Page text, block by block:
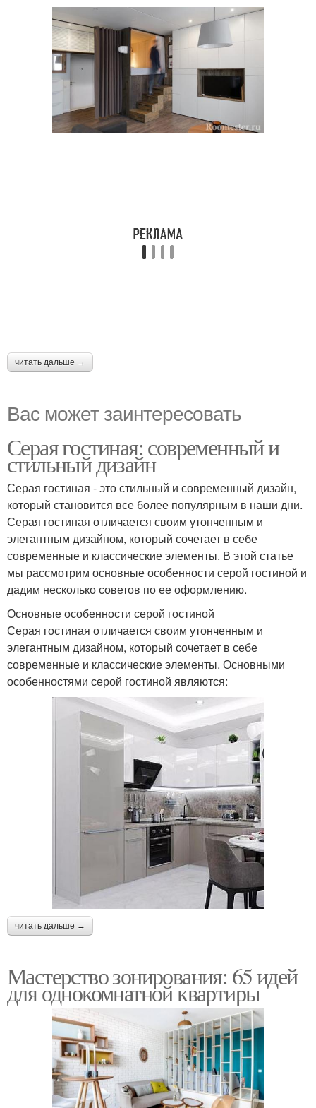
читать дальше →
Вас может заинтересовать
Серая гостиная: современный и
стильный дизайн
Серая гостиная - это стильный и современный дизайн,
который становится все более популярным в наши дни.
Серая гостиная отличается своим утонченным и
элегантным дизайном, который сочетает в себе
современные и классические элементы. В этой статье
мы рассмотрим основные особенности серой гостиной и
дадим несколько советов по ее оформлению.
Основные особенности серой гостиной
Серая гостиная отличается своим утонченным и
элегантным дизайном, который сочетает в себе
современные и классические элементы. Основными
особенностями серой гостиной являются:
читать дальше →
Мастерство зонирования: 65 идей
для однокомнатной квартиры